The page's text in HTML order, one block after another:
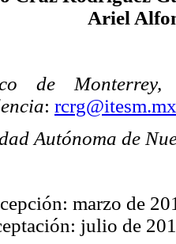
Ariel
de Monterrey,
: rcrg@itesm.mx
Autónoma de
marzo de
julio de